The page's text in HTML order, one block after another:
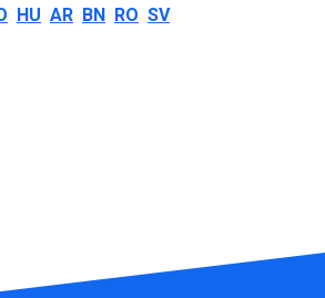
HU AR BN RO SV